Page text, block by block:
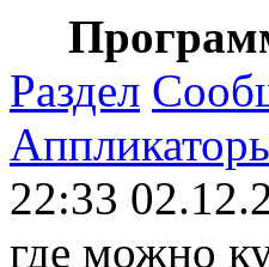
Раздел
22:33
где можно